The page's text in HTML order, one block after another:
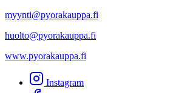
myynti@pyorakauppa.fi
huolto@pyorakauppa.fi
www.pyorakauppa.fi
Instagram